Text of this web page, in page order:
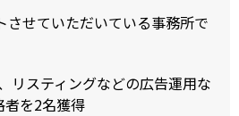
させていただいている事務所で
リスティングなどの広告運用な
者を2名獲得